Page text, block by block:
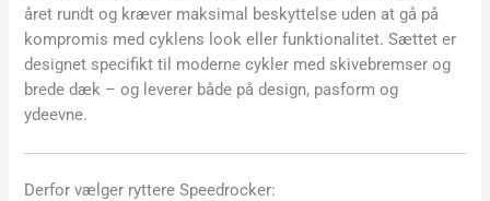
året rundt og kræver maksimal beskyttelse uden at gå på
kompromis med cyklens look eller funktionalitet. Sættet er
designet specifikt til moderne cykler med skivebremser og
brede dæk – og leverer både på design, pasform og
ydeevne.
Derfor vælger ryttere Speedrocker: